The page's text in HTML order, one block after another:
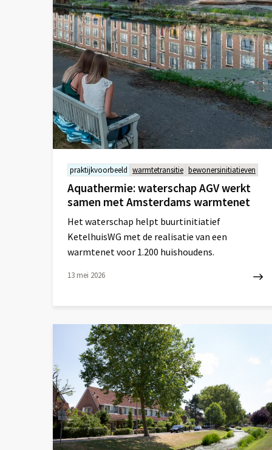
praktijkvoorbeeld warmtetransitie bewonersinitiatieven
Aquathermie: waterschap AGV werkt
samen met Amsterdams warmtenet
Het waterschap helpt buurtinitiatief
KetelhuisWG met de realisatie van een
warmtenet voor 1.200 huishoudens.
13 mei 2026
meer